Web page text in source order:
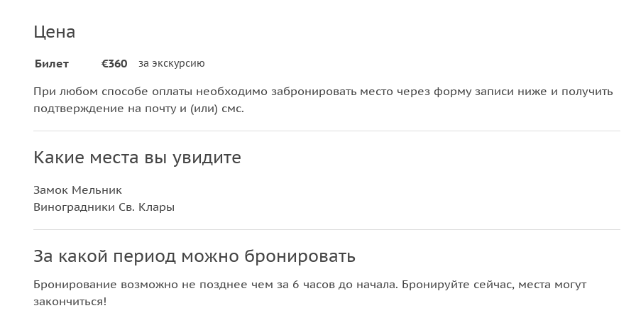
Цена
Билет €360 за экскурсию
При любом способе оплаты необходимо забронировать место через форму записи ниже и получить
подтверждение на почту и (или) смс.
Какие места вы увидите
Замок Мельник
Виноградники Св. Клары
За какой период можно бронировать
Бронирование возможно не позднее чем за 6 часов до начала. Бронируйте сейчас, места могут
закончиться!